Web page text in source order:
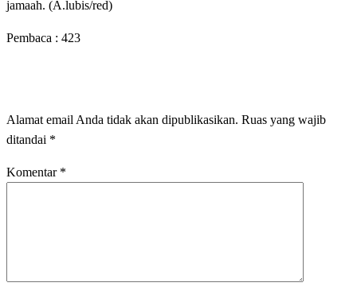
jamaah. (A.lubis/red)
Pembaca : 423
Alamat email Anda tidak akan dipublikasikan. Ruas yang wajib
ditandai *
Komentar *